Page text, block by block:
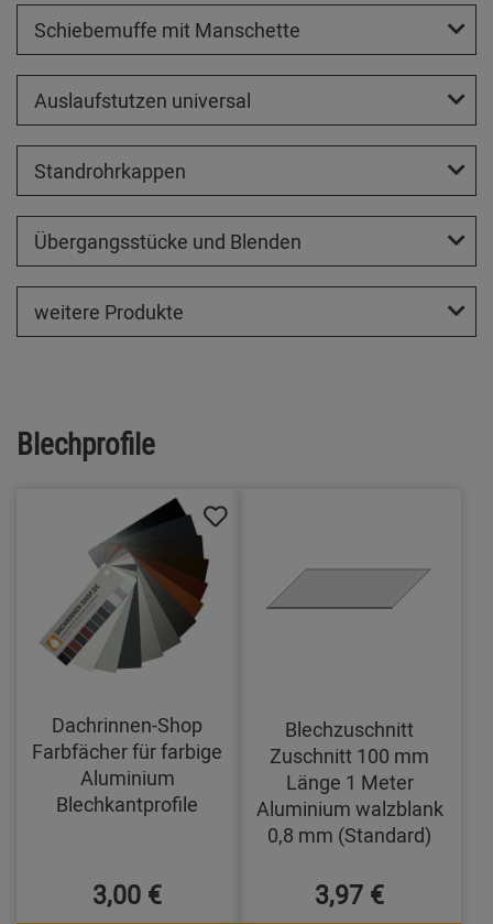
Schiebemuffe mit Manschette
Auslaufstutzen universal
Standrohrkappen
Übergangsstücke und Blenden
weitere Produkte
Blechprofile
Dachrinnen-Shop
Farbfächer für farbige
Aluminium
Blechkantprofile
3,00 €
Blechzuschnitt
Zuschnitt 100 mm
Länge 1 Meter
Aluminium walzblank
0,8 mm (Standard)
3,97 €